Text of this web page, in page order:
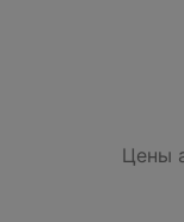
Цены